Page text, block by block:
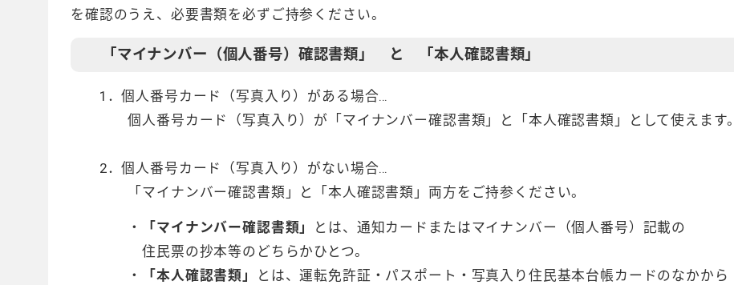
を確認のうえ、必要書類を必ずご持参ください。
「マイナンバー（個人番号）確認書類」 と 「本人確認書類」
1．個人番号カード（写真入り）がある場合…
個人番号カード（写真入り）が「マイナンバー確認書類」と「本人確認書類」として使えます。
2．個人番号カード（写真入り）がない場合…
「マイナンバー確認書類」と「本人確認書類」両方をご持参ください。
・ 「マイナンバー確認書類」
とは、通知カードまたはマイナンバー（個人番号）記載の
住民票の抄本等のどちらかひとつ。
・
「本人確認書類」
とは、運転免許証・パスポート・写真入り住民基本台帳カードのなかから